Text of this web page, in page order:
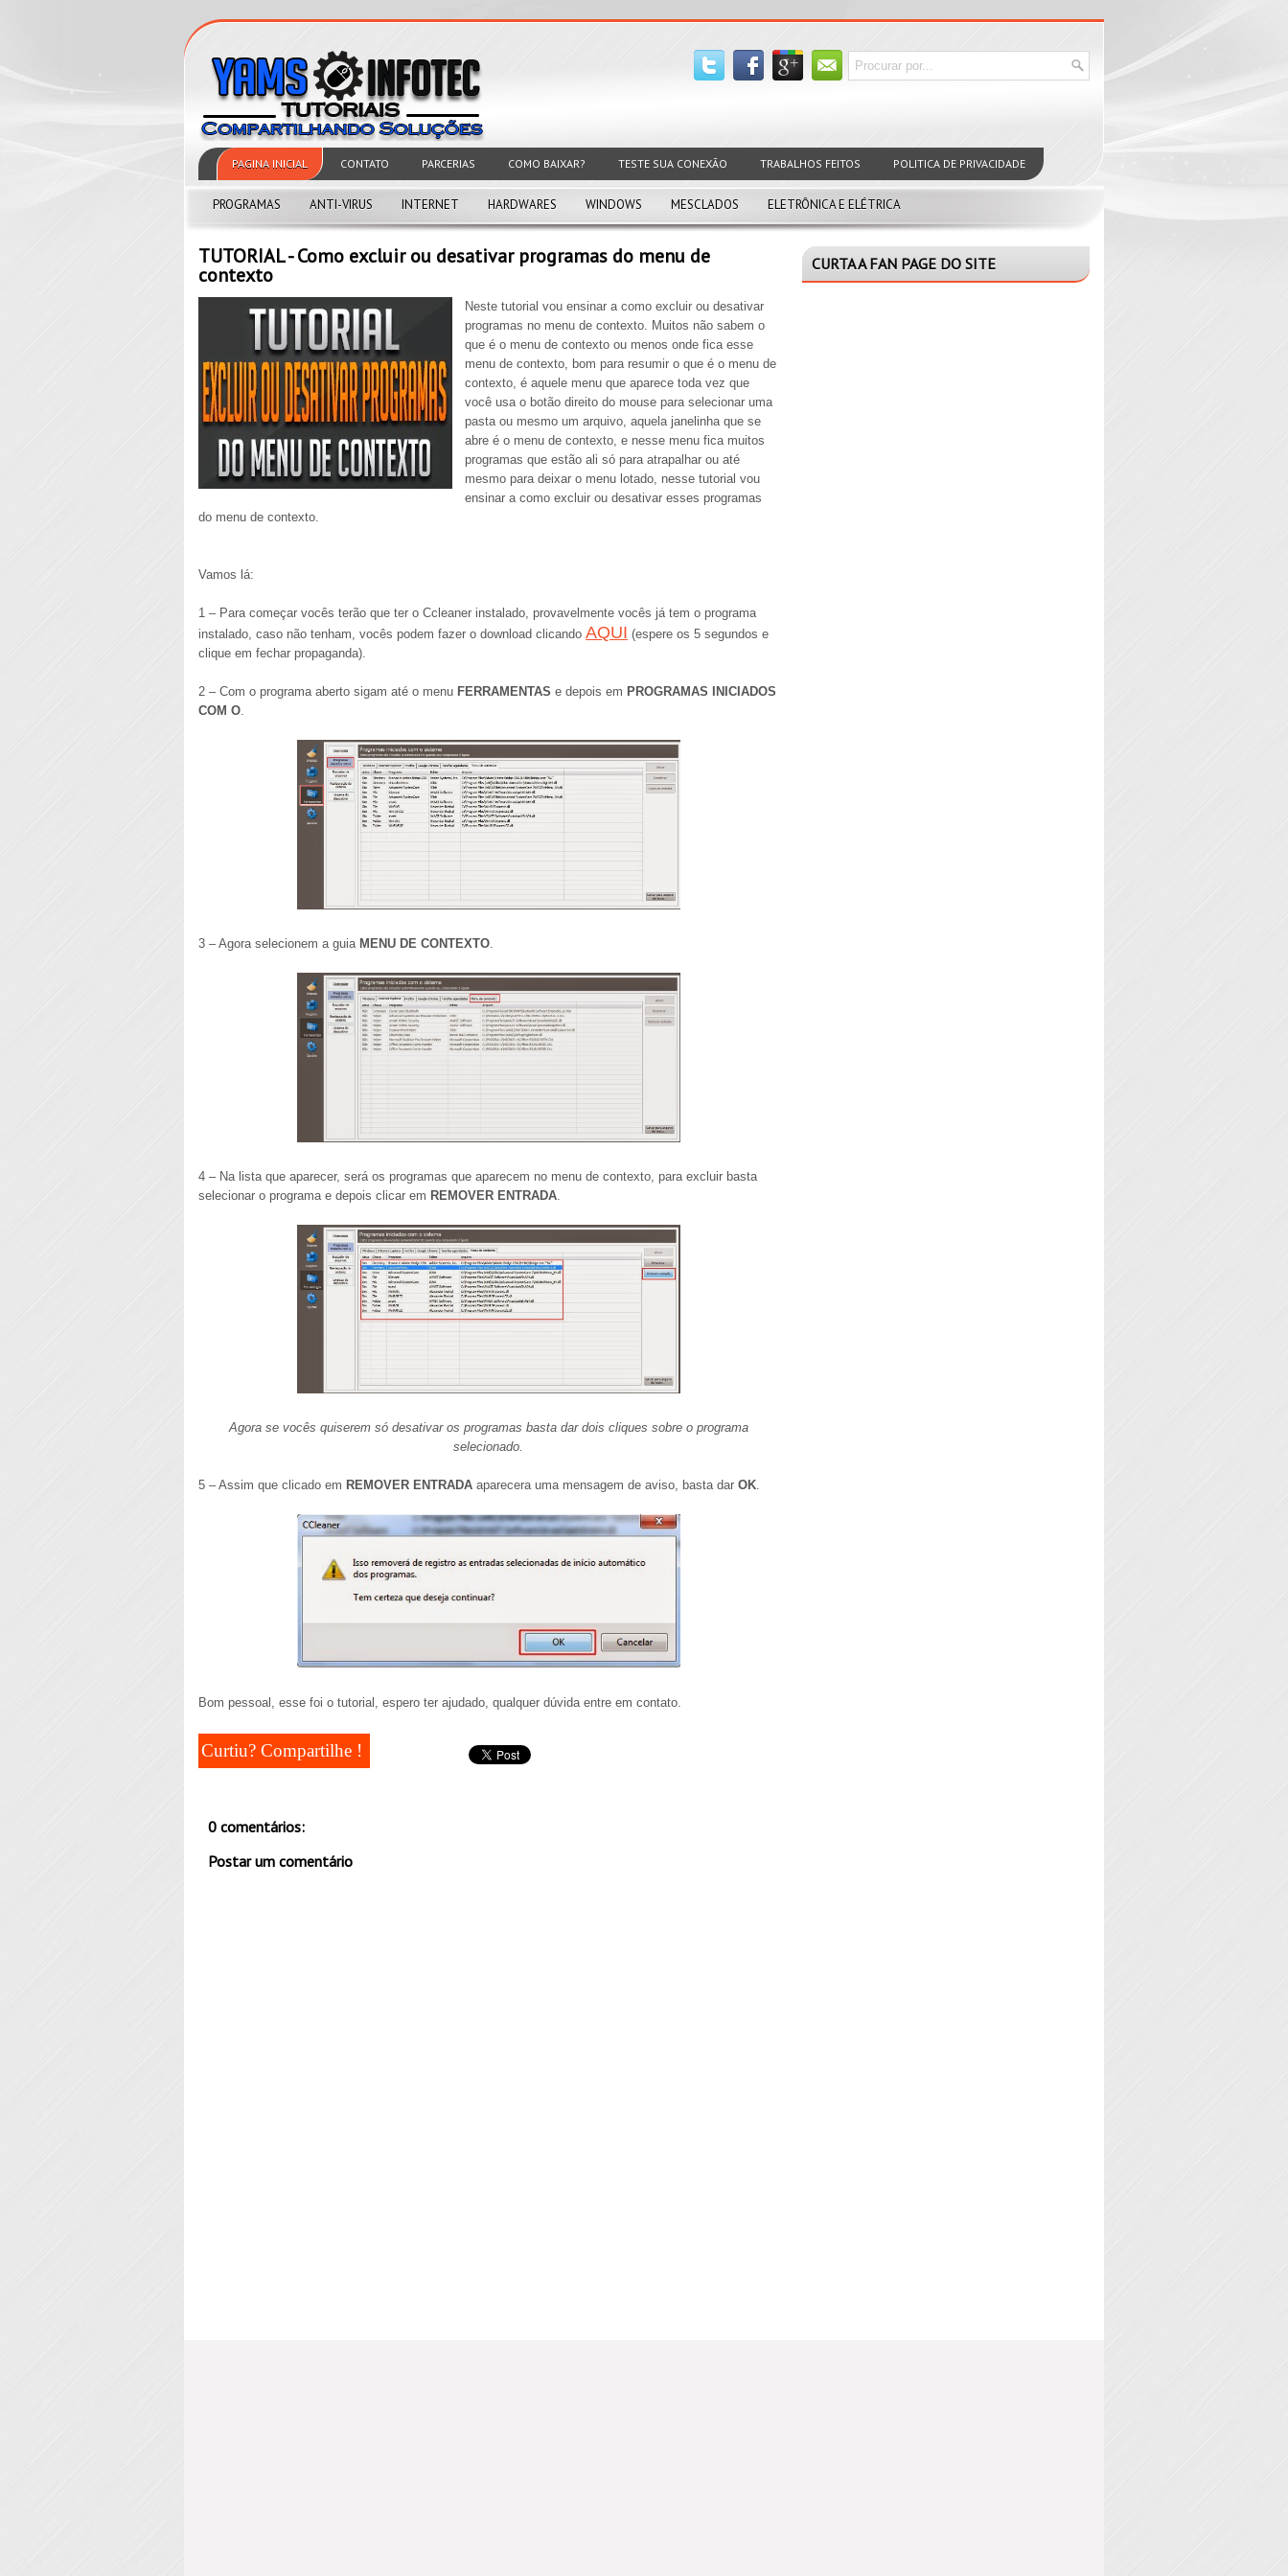
PAGINA INICIAL CONTATO PARCERIAS COMO BAIXAR? TESTE SUA CONEXÃO TRABALHOS FEITOS POLITICA DE PRIVACIDADE
PROGRAMAS ANTI-VIRUS INTERNET HARDWARES WINDOWS MESCLADOS ELETRÔNICA E ELÉTRICA
TUTORIAL - Como excluir ou desativar programas do menu de
contexto
Neste tutorial vou ensinar a como excluir ou desativar
programas no menu de contexto. Muitos não sabem o
que é o menu de contexto ou menos onde fica esse
menu de contexto, bom para resumir o que é o menu de
contexto, é aquele menu que aparece toda vez que
você usa o botão direito do mouse para selecionar uma
pasta ou mesmo um arquivo, aquela janelinha que se
abre é o menu de contexto, e nesse menu fica muitos
programas que estão ali só para atrapalhar ou até
mesmo para deixar o menu lotado, nesse tutorial vou
ensinar a como excluir ou desativar esses programas
do menu de contexto.
Vamos lá:
1 – Para começar vocês terão que ter o Ccleaner instalado, provavelmente vocês já tem o programa
instalado, caso não tenham, vocês podem fazer o download clicando AQUI (espere os 5 segundos e
clique em fechar propaganda).
2 – Com o programa aberto sigam até o menu FERRAMENTAS e depois em PROGRAMAS INICIADOS
COM O.
3 – Agora selecionem a guia MENU DE CONTEXTO.
4 – Na lista que aparecer, será os programas que aparecem no menu de contexto, para excluir basta
selecionar o programa e depois clicar em REMOVER ENTRADA.
Agora se vocês quiserem só desativar os programas basta dar dois cliques sobre o programa
selecionado.
5 – Assim que clicado em REMOVER ENTRADA aparecera uma mensagem de aviso, basta dar OK.
Bom pessoal, esse foi o tutorial, espero ter ajudado, qualquer dúvida entre em contato.
Curtiu? Compartilhe !
0 comentários:
Postar um comentário
CURTA A FAN PAGE DO SITE